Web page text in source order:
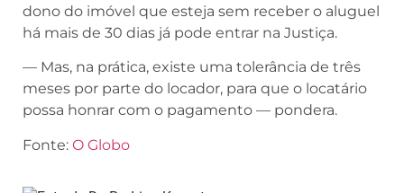
dono do imóvel que esteja sem receber o aluguel
há mais de 30 dias já pode entrar na Justiça.
— Mas, na prática, existe uma tolerância de três
meses por parte do locador, para que o locatário
possa honrar com o pagamento — pondera.
Fonte: O Globo